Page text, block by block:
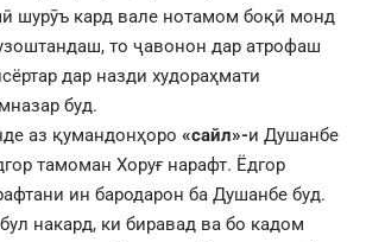
шурӯъ кард вале нотамом боқӣ монд
то ҷавонон дар атрофаш
дар назди худораҳмати
буд.
аз қумандонҳоро «сайл»-и Душанбе
тамоман Хоруғ нарафт. Ёдгор
ин бародарон ба Душанбе буд.
накард, ки биравад ва бо кадом